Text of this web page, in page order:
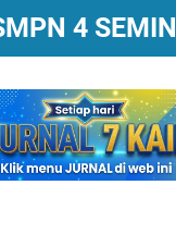
4 SEMIN